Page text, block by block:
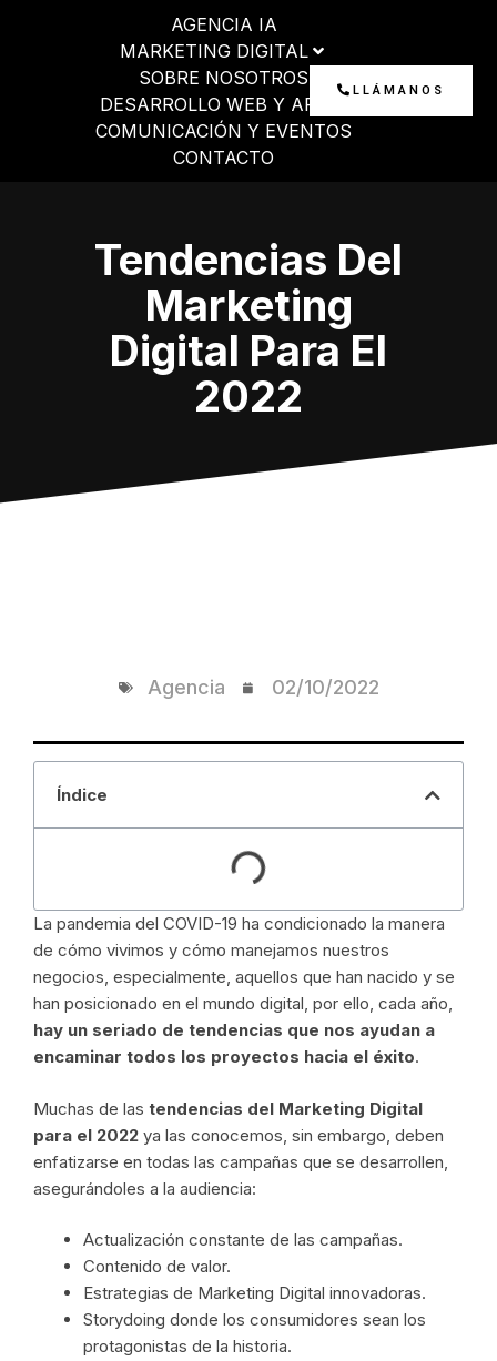
AGENCIA IA
MARKETING DIGITAL
SOBRE NOSOTROS
DESARROLLO WEB Y APP
COMUNICACIÓN Y EVENTOS
CONTACTO
LLÁMANOS
Tendencias Del
Marketing
Digital Para El
2022
Agencia 02/10/2022
Índice
La pandemia del COVID-19 ha condicionado la manera
de cómo vivimos y cómo manejamos nuestros
negocios, especialmente, aquellos que han nacido y se
han posicionado en el mundo digital, por ello, cada año,
hay un seriado de tendencias que nos ayudan a
encaminar todos los proyectos hacia el éxito.
Muchas de las tendencias del Marketing Digital
para el 2022 ya las conocemos, sin embargo, deben
enfatizarse en todas las campañas que se desarrollen,
asegurándoles a la audiencia:
Actualización constante de las campañas.
Contenido de valor.
Estrategias de Marketing Digital innovadoras.
Storydoing donde los consumidores sean los
protagonistas de la historia.